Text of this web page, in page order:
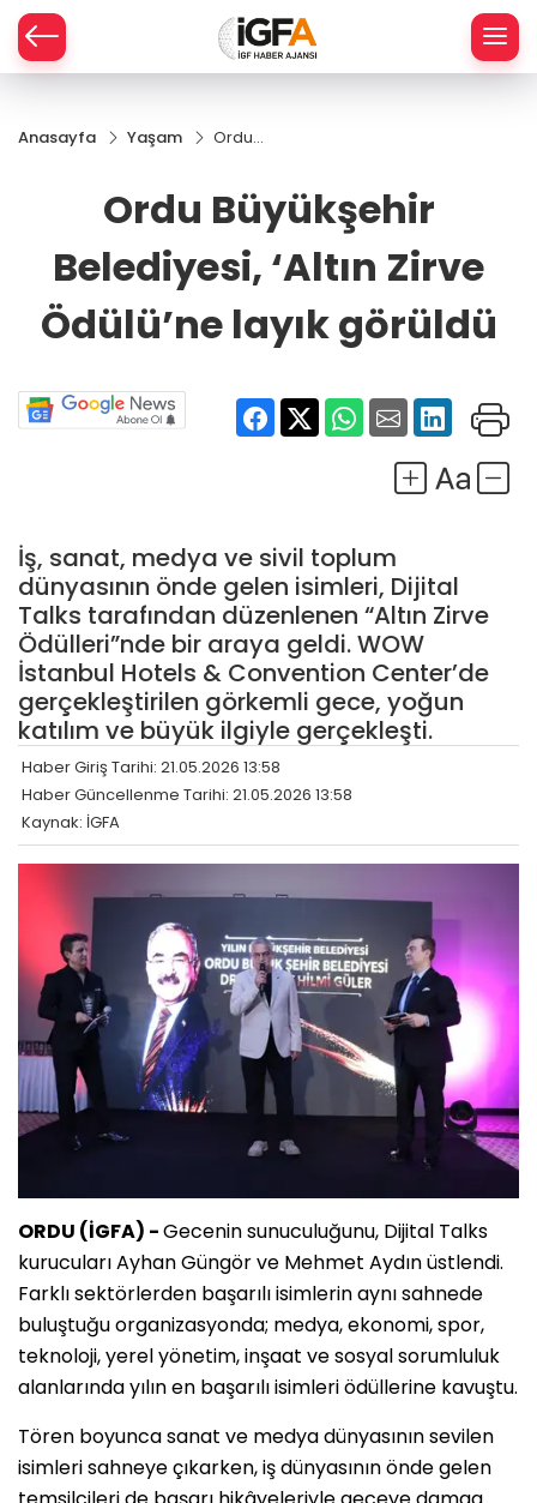
Anasayfa Yaşam
Ordu
‘Altın Zirve
Ödülü’ne
layık
görüldü
Ordu Büyükşehir
Belediyesi, ‘Altın Zirve
Ödülü’ne layık görüldü
İş, sanat, medya ve sivil toplum
dünyasının önde gelen isimleri, Dijital
Talks tarafından düzenlenen “Altın Zirve
Ödülleri”nde bir araya geldi. WOW
İstanbul Hotels & Convention Center’de
gerçekleştirilen görkemli gece, yoğun
katılım ve büyük ilgiyle gerçekleşti.
Haber Giriş Tarihi: 21.05.2026 13:58
Haber Güncellenme Tarihi: 21.05.2026 13:58
Kaynak: İGFA
ORDU (İGFA) -Gecenin sunuculuğunu, Dijital Talks
kurucuları Ayhan Güngör ve Mehmet Aydın üstlendi.
Farklı sektörlerden başarılı isimlerin aynı sahnede
buluştuğu organizasyonda; medya, ekonomi, spor,
teknoloji, yerel yönetim, inşaat ve sosyal sorumluluk
alanlarında yılın en başarılı isimleri ödüllerine kavuştu.
Tören boyunca sanat ve medya dünyasının sevilen
isimleri sahneye çıkarken, iş dünyasının önde gelen